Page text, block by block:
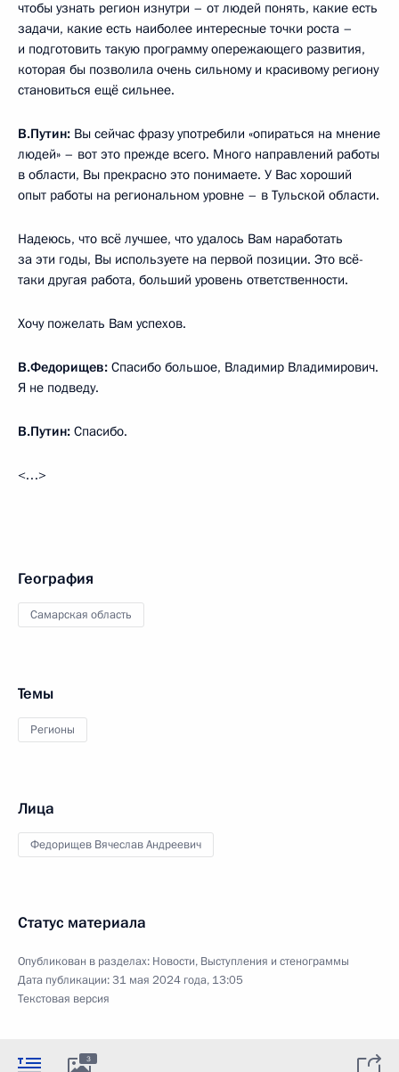
чтобы узнать регион изнутри – от людей понять, какие есть
задачи, какие есть наиболее интересные точки роста –
и подготовить такую программу опережающего развития,
которая бы позволила очень сильному и красивому региону
становиться ещё сильнее.
В.Путин: Вы сейчас фразу употребили «опираться на мнение
людей» – вот это прежде всего. Много направлений работы
в области, Вы прекрасно это понимаете. У Вас хороший
опыт работы на региональном уровне – в Тульской области.
Надеюсь, что всё лучшее, что удалось Вам наработать
за эти годы, Вы используете на первой позиции. Это всё-
таки другая работа, больший уровень ответственности.
Хочу пожелать Вам успехов.
В.Федорищев: Спасибо большое, Владимир Владимирович.
Я не подведу.
В.Путин: Спасибо.
<…>
География
Самарская область
Темы
Регионы
Лица
Федорищев Вячеслав Андреевич
Статус материала
Опубликован в разделах: Новости, Выступления и стенограммы
Дата публикации:31 мая 2024 года, 13:05
Текстовая версия
3